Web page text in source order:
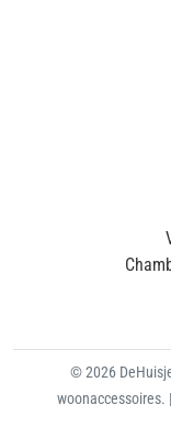
© 2026
woonaccessoires.